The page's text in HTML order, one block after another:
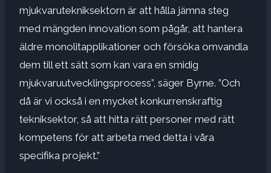
mjukvarutekniksektorn är att hålla jämna steg
med mängden innovation som pågår, att hantera
äldre monolitapplikationer och försöka omvandla
dem till ett sätt som kan vara en smidig
mjukvaruutvecklingsprocess”, säger Byrne. ”Och
då är vi också i en mycket konkurrenskraftig
tekniksektor, så att hitta rätt personer med rätt
kompetens för att arbeta med detta i våra
specifika projekt.”